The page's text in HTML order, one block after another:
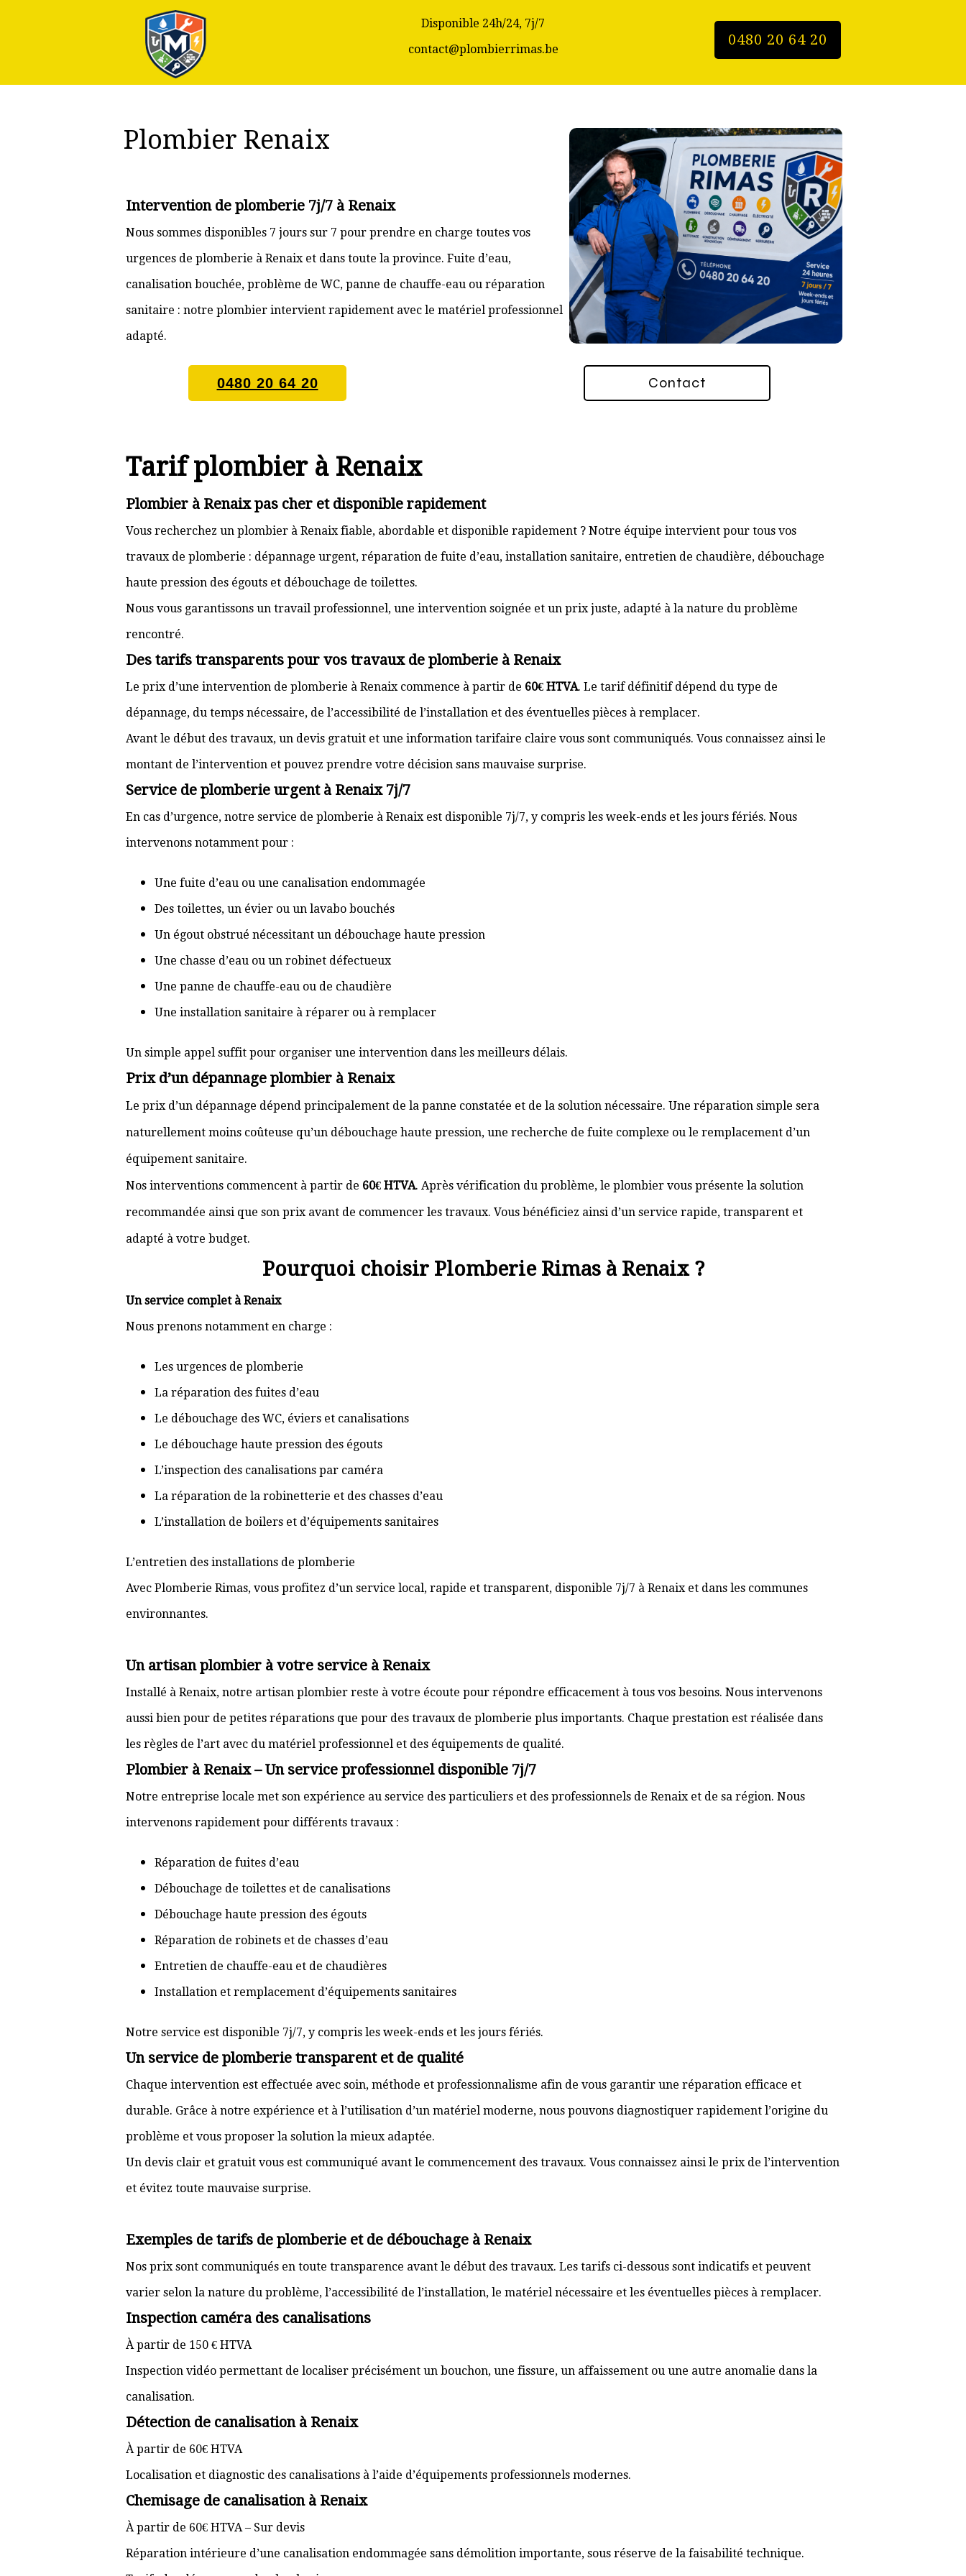
0480 20 64 20
Disponible 24h/24, 7j/7
contact@plombierrimas.be
Plombier Renaix
Intervention de plomberie 7j/7 à Renaix
Nous sommes disponibles 7 jours sur 7 pour prendre en charge toutes vos
urgences de plomberie à Renaix et dans toute la province. Fuite d’eau,
canalisation bouchée, problème de WC, panne de chauffe-eau ou réparation
sanitaire : notre plombier intervient rapidement avec le matériel professionnel
adapté.
0480 20 64 20 Contact
Tarif plombier à Renaix
Plombier à Renaix pas cher et disponible rapidement
Vous recherchez un plombier à Renaix fiable, abordable et disponible rapidement ? Notre équipe intervient pour tous vos
travaux de plomberie : dépannage urgent, réparation de fuite d’eau, installation sanitaire, entretien de chaudière, débouchage
haute pression des égouts et débouchage de toilettes.
Nous vous garantissons un travail professionnel, une intervention soignée et un prix juste, adapté à la nature du problème
rencontré.
Des tarifs transparents pour vos travaux de plomberie à Renaix
Le prix d’une intervention de plomberie à Renaix commence à partir de 60€ HTVA. Le tarif définitif dépend du type de
dépannage, du temps nécessaire, de l’accessibilité de l’installation et des éventuelles pièces à remplacer.
Avant le début des travaux, un devis gratuit et une information tarifaire claire vous sont communiqués. Vous connaissez ainsi le
montant de l’intervention et pouvez prendre votre décision sans mauvaise surprise.
Service de plomberie urgent à Renaix 7j/7
En cas d’urgence, notre service de plomberie à Renaix est disponible 7j/7, y compris les week-ends et les jours fériés. Nous
intervenons notamment pour :
Une fuite d’eau ou une canalisation endommagée
Des toilettes, un évier ou un lavabo bouchés
Un égout obstrué nécessitant un débouchage haute pression
Une chasse d’eau ou un robinet défectueux
Une panne de chauffe-eau ou de chaudière
Une installation sanitaire à réparer ou à remplacer
Un simple appel suffit pour organiser une intervention dans les meilleurs délais.
Prix d’un dépannage plombier à Renaix
Le prix d’un dépannage dépend principalement de la panne constatée et de la solution nécessaire. Une réparation simple sera
naturellement moins coûteuse qu’un débouchage haute pression, une recherche de fuite complexe ou le remplacement d’un
équipement sanitaire.
Nos interventions commencent à partir de 60€ HTVA. Après vérification du problème, le plombier vous présente la solution
recommandée ainsi que son prix avant de commencer les travaux. Vous bénéficiez ainsi d’un service rapide, transparent et
adapté à votre budget.
Pourquoi choisir Plomberie Rimas à Renaix ?
Un service complet à Renaix
Nous prenons notamment en charge :
Les urgences de plomberie
La réparation des fuites d’eau
Le débouchage des WC, éviers et canalisations
Le débouchage haute pression des égouts
L’inspection des canalisations par caméra
La réparation de la robinetterie et des chasses d’eau
L’installation de boilers et d’équipements sanitaires
L’entretien des installations de plomberie
Avec Plomberie Rimas, vous profitez d’un service local, rapide et transparent, disponible 7j/7 à Renaix et dans les communes
environnantes.
Un artisan plombier à votre service à Renaix
Installé à Renaix, notre artisan plombier reste à votre écoute pour répondre efficacement à tous vos besoins. Nous intervenons
aussi bien pour de petites réparations que pour des travaux de plomberie plus importants. Chaque prestation est réalisée dans
les règles de l’art avec du matériel professionnel et des équipements de qualité.
Plombier à Renaix – Un service professionnel disponible 7j/7
Notre entreprise locale met son expérience au service des particuliers et des professionnels de Renaix et de sa région. Nous
intervenons rapidement pour différents travaux :
Réparation de fuites d’eau
Débouchage de toilettes et de canalisations
Débouchage haute pression des égouts
Réparation de robinets et de chasses d’eau
Entretien de chauffe-eau et de chaudières
Installation et remplacement d’équipements sanitaires
Notre service est disponible 7j/7, y compris les week-ends et les jours fériés.
Un service de plomberie transparent et de qualité
Chaque intervention est effectuée avec soin, méthode et professionnalisme afin de vous garantir une réparation efficace et
durable. Grâce à notre expérience et à l’utilisation d’un matériel moderne, nous pouvons diagnostiquer rapidement l’origine du
problème et vous proposer la solution la mieux adaptée.
Un devis clair et gratuit vous est communiqué avant le commencement des travaux. Vous connaissez ainsi le prix de l’intervention
et évitez toute mauvaise surprise.
Exemples de tarifs de plomberie et de débouchage à Renaix
Nos prix sont communiqués en toute transparence avant le début des travaux. Les tarifs ci-dessous sont indicatifs et peuvent
varier selon la nature du problème, l’accessibilité de l’installation, le matériel nécessaire et les éventuelles pièces à remplacer.
Inspection caméra des canalisations
À partir de 150 € HTVA
Inspection vidéo permettant de localiser précisément un bouchon, une fissure, un affaissement ou une autre anomalie dans la
canalisation.
Détection de canalisation à Renaix
À partir de 60€ HTVA
Localisation et diagnostic des canalisations à l’aide d’équipements professionnels modernes.
Chemisage de canalisation à Renaix
À partir de 60€ HTVA – Sur devis
Réparation intérieure d’une canalisation endommagée sans démolition importante, sous réserve de la faisabilité technique.